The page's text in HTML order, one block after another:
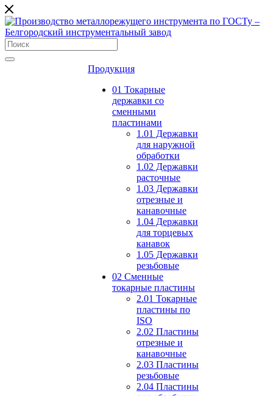
Продукция
01 Токарные
державки со
сменными
пластинами
1.01 Державки
для наружной
обработки
1.02 Державки
расточные
1.03 Державки
отрезные и
канавочные
1.04 Державки
для торцевых
канавок
1.05 Державки
резьбовые
02 Сменные
токарные пластины
2.01 Токарные
пластины по
ISO
2.02 Пластины
отрезные и
канавочные
2.03 Пластины
резьбовые
2.04 Пластины